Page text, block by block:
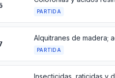
PARTIDA
PARTIDA